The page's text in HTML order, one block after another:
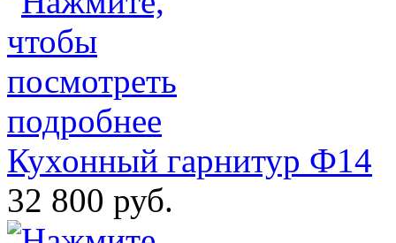
Кухонный гарнитур Ф14
32 800 руб.